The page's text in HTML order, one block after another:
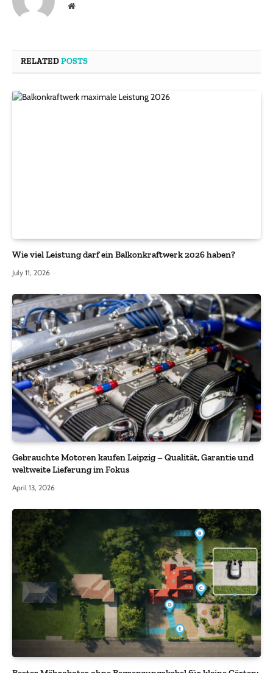
Website
RELATEDPOSTS
Wie viel Leistung darf ein Balkonkraftwerk 2026 haben?
July 11, 2026
Gebrauchte Motoren kaufen Leipzig – Qualität, Garantie und
weltweite Lieferung im Fokus
April 13, 2026